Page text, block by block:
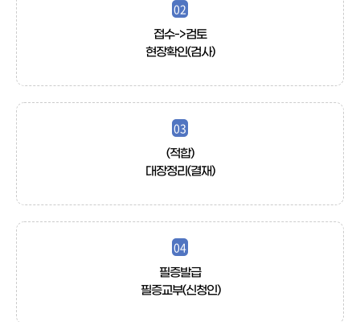
02
접수->검토
현장확인(검사)
03
(적합)
대장정리(결재)
04
필증발급
필증교부(신청인)